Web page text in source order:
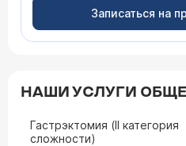
Записаться на
НАШИ УСЛУГИ
Гастрэктомия (II категория
сложности)